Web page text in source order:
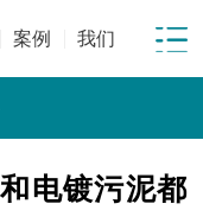
案例 我们
电镀污泥都